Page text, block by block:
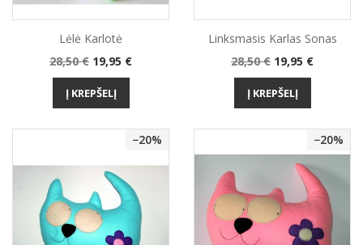
Lėlė Karlotė
Bazinė
kaina
28,50 € Kaina
19,95 €
Į KREPŠELĮ
Linksmasis Karlas Sonas
Bazinė
kaina
28,50 € Kaina
19,95 €
Į KREPŠELĮ
−20% −20%